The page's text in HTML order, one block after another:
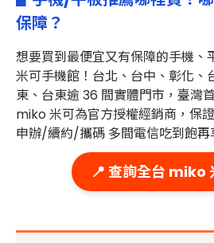
保障？
想要買到最便宜又有保障的手機、
米可手機館！台北、台中、彰化、
東、台東逾 36 間實體門市 ，臺灣
miko 米可為官方授權經銷商，保
申辦/續約/攜碼 多間電信吃到飽再
📍 查詢全台 miko